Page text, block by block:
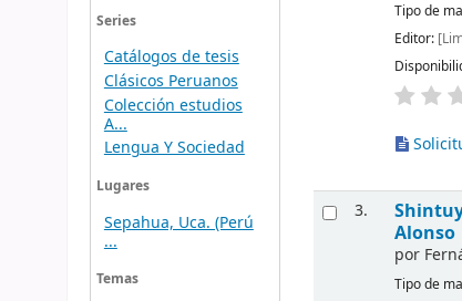
Series
Catálogos de tesis
Clásicos Peruanos
Colección estudios
A...
Lengua Y Sociedad
Lugares
Sepahua, Uca. (Perú
...
Temas
Tipo de
Editor:
3.
Alonso
por
Tipo de